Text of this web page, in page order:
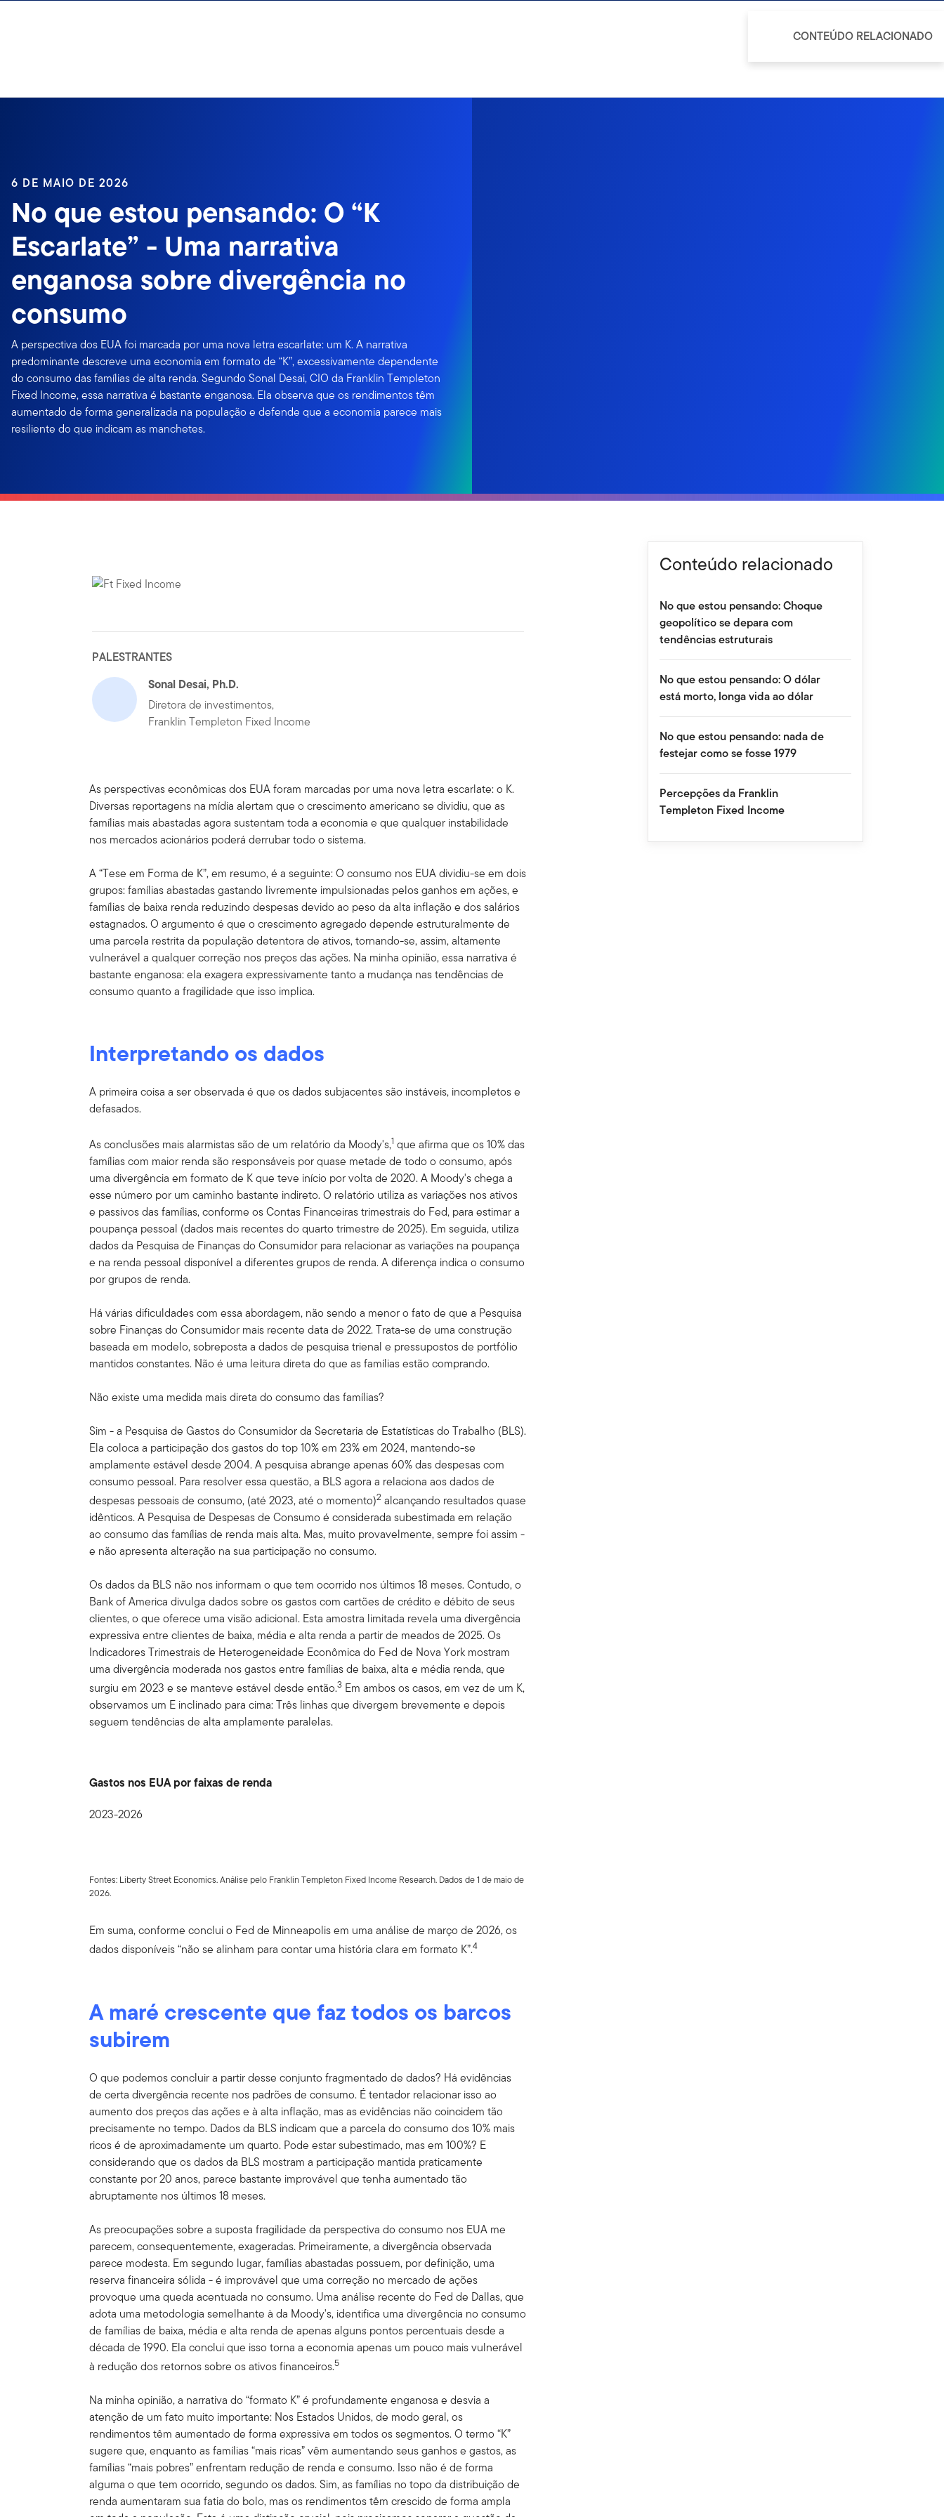
6 DE MAIO DE 2026
No que estou pensando: O “K
Escarlate” - Uma narrativa
enganosa sobre divergência no
consumo
A perspectiva dos EUA foi marcada por uma nova letra escarlate: um K. A narrativa
predominante descreve uma economia em formato de “K”, excessivamente dependente
do consumo das famílias de alta renda. Segundo Sonal Desai, CIO da Franklin Templeton
Fixed Income, essa narrativa é bastante enganosa. Ela observa que os rendimentos têm
aumentado de forma generalizada na população e defende que a economia parece mais
resiliente do que indicam as manchetes.
PALESTRANTES
Sonal Desai, Ph.D.
Diretora de investimentos,
Franklin Templeton Fixed Income
As perspectivas econômicas dos EUA foram marcadas por uma nova letra escarlate: o K.
Diversas reportagens na mídia alertam que o crescimento americano se dividiu, que as
famílias mais abastadas agora sustentam toda a economia e que qualquer instabilidade
nos mercados acionários poderá derrubar todo o sistema.
A “Tese em Forma de K”, em resumo, é a seguinte: O consumo nos EUA dividiu-se em dois
grupos: famílias abastadas gastando livremente impulsionadas pelos ganhos em ações, e
famílias de baixa renda reduzindo despesas devido ao peso da alta inflação e dos salários
estagnados. O argumento é que o crescimento agregado depende estruturalmente de
uma parcela restrita da população detentora de ativos, tornando-se, assim, altamente
vulnerável a qualquer correção nos preços das ações. Na minha opinião, essa narrativa é
bastante enganosa: ela exagera expressivamente tanto a mudança nas tendências de
consumo quanto a fragilidade que isso implica.
Interpretando os dados
A primeira coisa a ser observada é que os dados subjacentes são instáveis, incompletos e
defasados.
As conclusões mais alarmistas são de um relatório da Moody's,1 que afirma que os 10% das
famílias com maior renda são responsáveis por quase metade de todo o consumo, após
uma divergência em formato de K que teve início por volta de 2020. A Moody's chega a
esse número por um caminho bastante indireto. O relatório utiliza as variações nos ativos
e passivos das famílias, conforme os Contas Financeiras trimestrais do Fed, para estimar a
poupança pessoal (dados mais recentes do quarto trimestre de 2025). Em seguida, utiliza
dados da Pesquisa de Finanças do Consumidor para relacionar as variações na poupança
e na renda pessoal disponível a diferentes grupos de renda. A diferença indica o consumo
por grupos de renda.
Há várias dificuldades com essa abordagem, não sendo a menor o fato de que a Pesquisa
sobre Finanças do Consumidor mais recente data de 2022. Trata-se de uma construção
baseada em modelo, sobreposta a dados de pesquisa trienal e pressupostos de portfólio
mantidos constantes. Não é uma leitura direta do que as famílias estão comprando.
Não existe uma medida mais direta do consumo das famílias?
Sim - a Pesquisa de Gastos do Consumidor da Secretaria de Estatísticas do Trabalho (BLS).
Ela coloca a participação dos gastos do top 10% em 23% em 2024, mantendo-se
amplamente estável desde 2004. A pesquisa abrange apenas 60% das despesas com
consumo pessoal. Para resolver essa questão, a BLS agora a relaciona aos dados de
despesas pessoais de consumo, (até 2023, até o momento)2 alcançando resultados quase
idênticos. A Pesquisa de Despesas de Consumo é considerada subestimada em relação
ao consumo das famílias de renda mais alta. Mas, muito provavelmente, sempre foi assim -
e não apresenta alteração na sua participação no consumo.
Os dados da BLS não nos informam o que tem ocorrido nos últimos 18 meses. Contudo, o
Bank of America divulga dados sobre os gastos com cartões de crédito e débito de seus
clientes, o que oferece uma visão adicional. Esta amostra limitada revela uma divergência
expressiva entre clientes de baixa, média e alta renda a partir de meados de 2025. Os
Indicadores Trimestrais de Heterogeneidade Econômica do Fed de Nova York mostram
uma divergência moderada nos gastos entre famílias de baixa, alta e média renda, que
surgiu em 2023 e se manteve estável desde então.3 Em ambos os casos, em vez de um K,
observamos um E inclinado para cima: Três linhas que divergem brevemente e depois
seguem tendências de alta amplamente paralelas.
Gastos nos EUA por faixas de renda
2023-2026
Fontes: Liberty Street Economics. Análise pelo Franklin Templeton Fixed Income Research. Dados de 1 de maio de
2026.
Em suma, conforme conclui o Fed de Minneapolis em uma análise de março de 2026, os
dados disponíveis “não se alinham para contar uma história clara em formato K”.4
A maré crescente que faz todos os barcos
subirem
O que podemos concluir a partir desse conjunto fragmentado de dados? Há evidências
de certa divergência recente nos padrões de consumo. É tentador relacionar isso ao
aumento dos preços das ações e à alta inflação, mas as evidências não coincidem tão
precisamente no tempo. Dados da BLS indicam que a parcela do consumo dos 10% mais
ricos é de aproximadamente um quarto. Pode estar subestimado, mas em 100%? E
considerando que os dados da BLS mostram a participação mantida praticamente
constante por 20 anos, parece bastante improvável que tenha aumentado tão
abruptamente nos últimos 18 meses.
As preocupações sobre a suposta fragilidade da perspectiva do consumo nos EUA me
parecem, consequentemente, exageradas. Primeiramente, a divergência observada
parece modesta. Em segundo lugar, famílias abastadas possuem, por definição, uma
reserva financeira sólida - é improvável que uma correção no mercado de ações
provoque uma queda acentuada no consumo. Uma análise recente do Fed de Dallas, que
adota uma metodologia semelhante à da Moody's, identifica uma divergência no consumo
de famílias de baixa, média e alta renda de apenas alguns pontos percentuais desde a
década de 1990. Ela conclui que isso torna a economia apenas um pouco mais vulnerável
à redução dos retornos sobre os ativos financeiros.5
Na minha opinião, a narrativa do “formato K” é profundamente enganosa e desvia a
atenção de um fato muito importante: Nos Estados Unidos, de modo geral, os
rendimentos têm aumentado de forma expressiva em todos os segmentos. O termo “K”
sugere que, enquanto as famílias “mais ricas” vêm aumentando seus ganhos e gastos, as
famílias “mais pobres” enfrentam redução de renda e consumo. Isso não é de forma
alguma o que tem ocorrido, segundo os dados. Sim, as famílias no topo da distribuição de
renda aumentaram sua fatia do bolo, mas os rendimentos têm crescido de forma ampla
Conteúdo relacionado
No que estou pensando: Choque
geopolítico se depara com
tendências estruturais
No que estou pensando: O dólar
está morto, longa vida ao dólar
No que estou pensando: nada de
festejar como se fosse 1979
Percepções da Franklin
Templeton Fixed Income
CONTEÚDO RELACIONADO